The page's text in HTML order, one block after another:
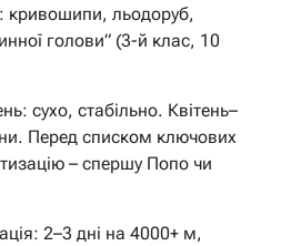
кривошипи, льодоруб,
голови” (3-й клас, 10
сухо, стабільно. Квітень–
Перед списком ключових
– спершу Попо чи
2–3 дні на 4000+ м,